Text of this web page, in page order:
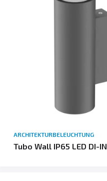
ARCHITEKTURBELEUCHTUNG
Tubo Wall IP65 LED DI-IN